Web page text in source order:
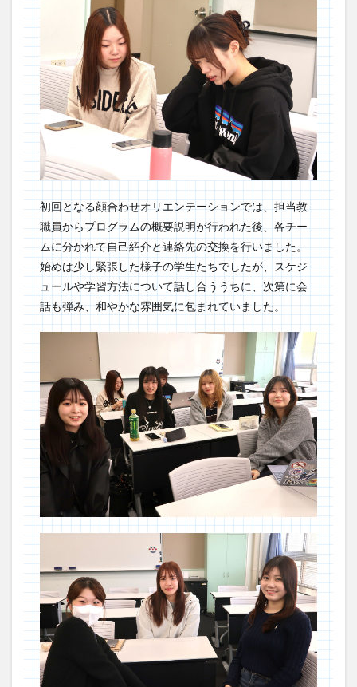
初回となる顔合わせオリエンテーションでは、担当教
職員からプログラムの概要説明が行われた後、各チー
ムに分かれて自己紹介と連絡先の交換を行いました。
始めは少し緊張した様子の学生たちでしたが、スケジ
ュールや学習方法について話し合ううちに、次第に会
話も弾み、和やかな雰囲気に包まれていました。